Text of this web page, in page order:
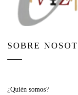
SOBRE
¿Quién somos?